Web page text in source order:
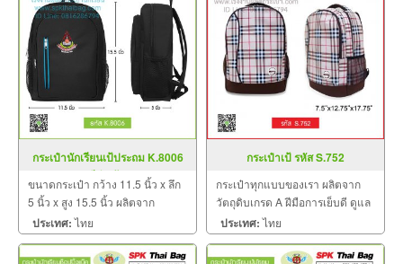
กระเป๋านักเรียนเป้ประถม K.8006
สีดำ-ฟ้า
ขนาดกระเป๋า กว้าง 11.5 นิ้ว x ลึก
5 นิ้ว x สูง 15.5 นิ้ว ผลิตจาก
วัตถุดิบเกรด A ฝีมือการเย็บดี ดูแล
ทุกขั้นตอน QC งาน 100% จำนวน
ผลิตขั้นต่ำ 30 ใบ มีหลากสีและ
ประเทศ:ไทย
กระเป๋าเป้ รหัส S.752
กระเป๋าทุกแบบของเรา ผลิตจาก
วัตถุดิบเกรด A ฝีมือการเย็บดี ดูแล
ทุกขั้นตอน QC 100% บริการ
ประทับใจ สินค้าคุณภาพ
ประเทศ:ไทย